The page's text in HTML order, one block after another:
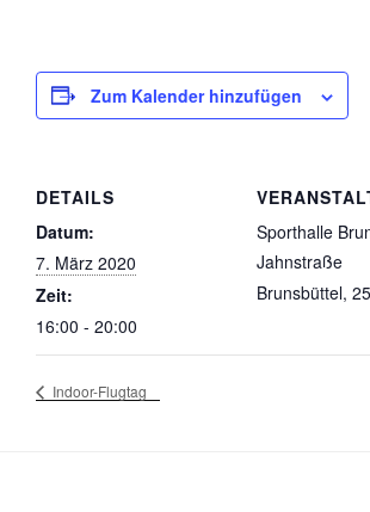
Zum Kalender hinzufügen
DETAILS
Datum:
7. März 2020
Zeit:
16:00 - 20:00
Sporthalle
Jahnstraße
Brunsbüttel,
Indoor-Flugtag